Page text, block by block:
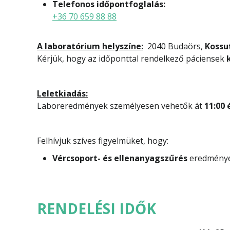
Telefonos időpontfoglalás:
+36 70 659 88 88
A laboratórium helyszíne: 2040 Budaörs,
Kérjük, hogy az időponttal rendelkező páciensek
Leletkiadás:
Laboreredmények személyesen vehetők át 11:00
Felhívjuk szíves figyelmüket, hogy:
Vércsoport- és ellenanyagszűrés
RENDELÉSI IDŐK